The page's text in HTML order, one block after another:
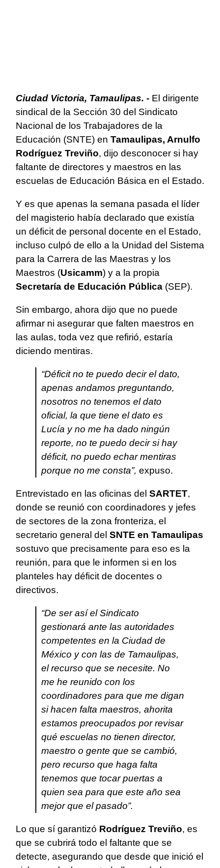
Ciudad Victoria, Tamaulipas. - El dirigente
sindical de la Sección 30 del Sindicato
Nacional de los Trabajadores de la
Educación (SNTE) en Tamaulipas, Arnulfo
Rodríguez Treviño, dijo desconocer si hay
faltante de directores y maestros en las
escuelas de Educación Básica en el Estado.
Y es que apenas la semana pasada el líder
del magisterio había declarado que existía
un déficit de personal docente en el Estado,
incluso culpó de ello a la Unidad del Sistema
para la Carrera de las Maestras y los
Maestros (Usicamm) y a la propia
Secretaría de Educación Pública (SEP).
Sin embargo, ahora dijo que no puede
afirmar ni asegurar que falten maestros en
las aulas, toda vez que refirió, estaría
diciendo mentiras.
“Déficit no te puedo decir el dato,
apenas andamos preguntando,
nosotros no tenemos el dato
oficial, la que tiene el dato es
Lucía y no me ha dado ningún
reporte, no te puedo decir si hay
déficit, no puedo echar mentiras
porque no me consta”, expuso.
Entrevistado en las oficinas del SARTET,
donde se reunió con coordinadores y jefes
de sectores de la zona fronteriza, el
secretario general del SNTE en Tamaulipas
sostuvo que precisamente para eso es la
reunión, para que le informen si en los
planteles hay déficit de docentes o
directivos.
“De ser así el Sindicato
gestionará ante las autoridades
competentes en la Ciudad de
México y con las de Tamaulipas,
el recurso que se necesite. No
me he reunido con los
coordinadores para que me digan
si hacen falta maestros, ahorita
estamos preocupados por revisar
qué escuelas no tienen director,
maestro o gente que se cambió,
pero recurso que haga falta
tenemos que tocar puertas a
quien sea para que este año sea
mejor que el pasado”.
Lo que sí garantizó Rodríguez Treviño, es
que se cubrirá todo el faltante que se
detecte, asegurando que desde que inició el